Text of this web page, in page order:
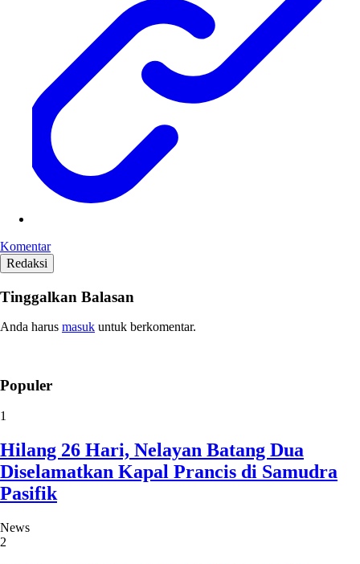
Komentar
Redaksi
Tinggalkan Balasan
Anda harus masuk untuk berkomentar.
Populer
1
Hilang 26 Hari, Nelayan Batang Dua
Diselamatkan Kapal Prancis di Samudra
Pasifik
News
2